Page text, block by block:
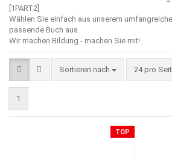
[1PART2]
Wählen Sie einfach aus unserem
passende Buch aus.
Wir machen Bildung - machen Sie mit!
Sortieren nach
Sortieren nach 24 pro
pro Seite
1
TOP